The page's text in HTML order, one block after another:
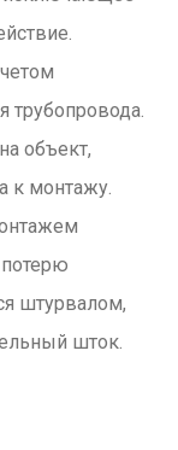
трубопровода.
объект,
к монтажу.
штурвалом,
шток.